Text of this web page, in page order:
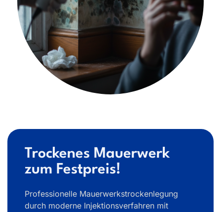
Trockenes Mauerwerk
zum Festpreis!
Professionelle Mauerwerkstrockenlegung
durch moderne Injektionsverfahren mit